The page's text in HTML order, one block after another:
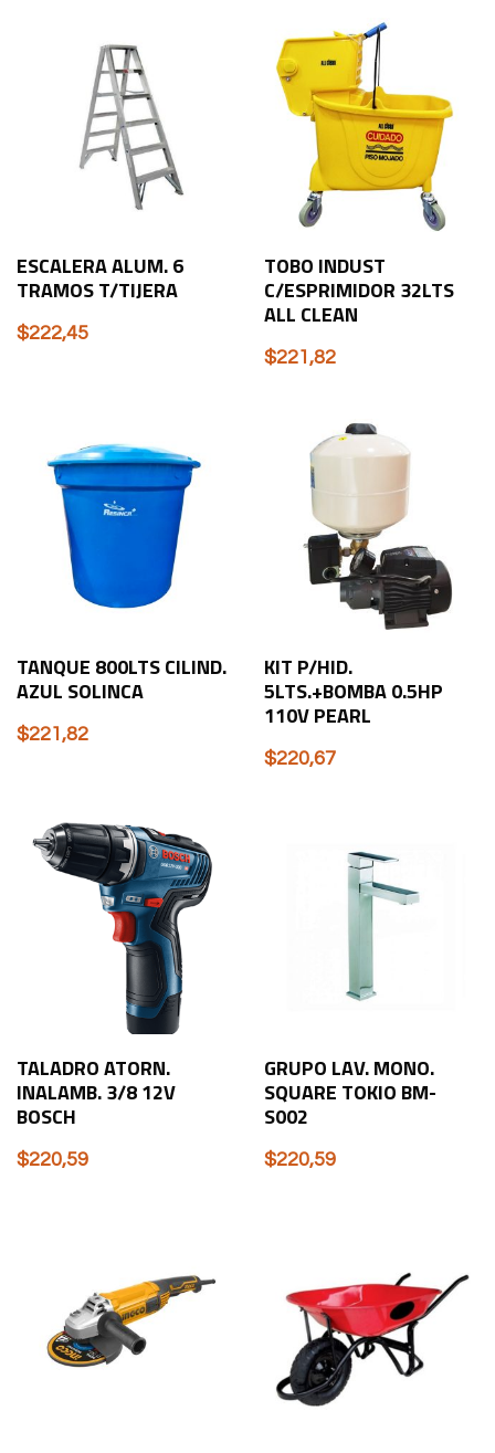
ESCALERA ALUM. 6
TRAMOS T/TIJERA
$222,45
TOBO INDUST
C/ESPRIMIDOR 32LTS
ALL CLEAN
$221,82
TANQUE 800LTS CILIND.
AZUL SOLINCA
$221,82
KIT P/HID.
5LTS.+BOMBA 0.5HP
110V PEARL
$220,67
TALADRO ATORN.
INALAMB. 3/8 12V
BOSCH
$220,59
GRUPO LAV. MONO.
SQUARE TOKIO BM-
S002
$220,59